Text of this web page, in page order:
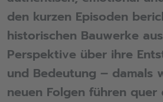
den kurzen Episoden
historischen Bauwerke
Perspektive über ihre
und Bedeutung – damals
neuen Folgen führen quer